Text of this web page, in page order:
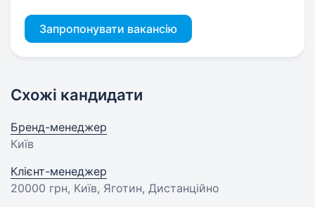
Запропонувати вакансію
Схожі кандидати
Бренд-менеджер
Київ
Клієнт-менеджер
20000 грн, Київ, Яготин, Дистанційно